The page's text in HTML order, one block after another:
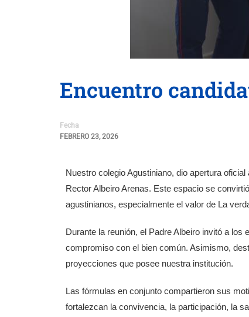
Encuentro
Fecha
FEBRERO 23, 2026
Nuestro colegio Agustiniano, dio apertura
Rector Albeiro Arenas. Este espacio se
agustinianos, especialmente el valor de La
Durante la reunión, el Padre Albeiro invitó a
compromiso con el bien común. Asimismo,
proyecciones que posee nuestra institución.
Las fórmulas en conjunto compartieron sus
fortalezcan la convivencia, la participación, la